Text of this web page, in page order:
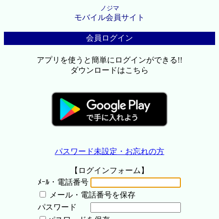
ノジマ
モバイル会員サイト
会員ログイン
アプリを使うと簡単にログインができる!!
ダウンロードはこちら
パスワード未設定・お忘れの方
【ログインフォーム】
ﾒｰﾙ・電話番号
メール・電話番号を保存
パスワード